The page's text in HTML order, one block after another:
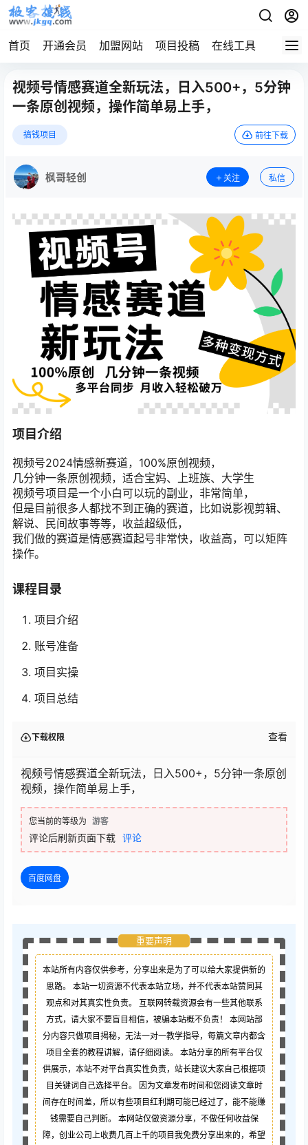
首页 开通会员 加盟网站 项目投稿 在线工具 地址发
视频号情感赛道全新玩法，日入500+，5分钟
一条原创视频，操作简单易上手，
搞钱项目 前往下载
枫哥轻创 关注 私信
项目介绍
视频号2024情感新赛道，100%原创视频，
几分钟一条原创视频，适合宝妈、上班族、大学生
视频号项目是一个小白可以玩的副业，非常简单，
但是目前很多人都找不到正确的赛道，比如说影视剪辑、
解说、民间故事等等，收益超级低，
我们做的赛道是情感赛道起号非常快，收益高，可以矩阵
操作。
课程目录
项目介绍
账号准备
项目实操
项目总结
下载权限 查看
视频号情感赛道全新玩法，日入500+，5分钟一条原创
视频，操作简单易上手，
您当前的等级为 游客
评论后刷新页面下载 评论
百度网盘
重要声明
本站所有内容仅供参考，分享出来是为了可以给大家提供新的
思路。 本站一切资源不代表本站立场，并不代表本站赞同其
观点和对其真实性负责。 互联网转载资源会有一些其他联系
方式，请大家不要盲目相信，被骗本站概不负责！ 本网站部
分内容只做项目揭秘，无法一对一教学指导，每篇文章内都含
项目全套的教程讲解，请仔细阅读。 本站分享的所有平台仅
供展示，本站不对平台真实性负责，站长建议大家自己根据项
目关键词自己选择平台。 因为文章发布时间和您阅读文章时
间存在时间差，所以有些项目红利期可能已经过了，能不能赚
钱需要自己判断。 本网站仅做资源分享，不做任何收益保
障，创业公司上收费几百上千的项目我免费分享出来的，希望